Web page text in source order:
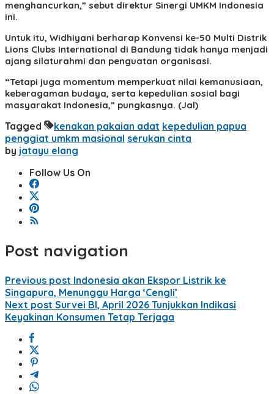
menghancurkan,” sebut direktur Sinergi UMKM Indonesia
ini.
Untuk itu, Widhiyani berharap Konvensi ke-50 Multi Distrik
Lions Clubs International di Bandung tidak hanya menjadi
ajang silaturahmi dan penguatan organisasi.
“Tetapi juga momentum memperkuat nilai kemanusiaan,
keberagaman budaya, serta kepedulian sosial bagi
masyarakat Indonesia,” pungkasnya. (Jal)
Tagged kenakan pakaian adat kepedulian papua
penggiat umkm masional serukan cinta
by jatayu elang
Follow Us On
Post navigation
Previous post Indonesia akan Ekspor Listrik ke
Singapura, Menunggu Harga ‘Cengli’
Next post Survei BI, April 2026 Tunjukkan Indikasi
Keyakinan Konsumen Tetap Terjaga